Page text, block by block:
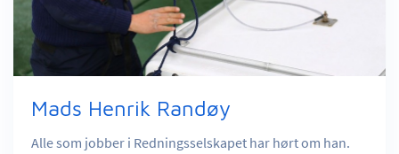
Mads Henrik Randøy
Alle som jobber i Redningsselskapet har hørt om han.